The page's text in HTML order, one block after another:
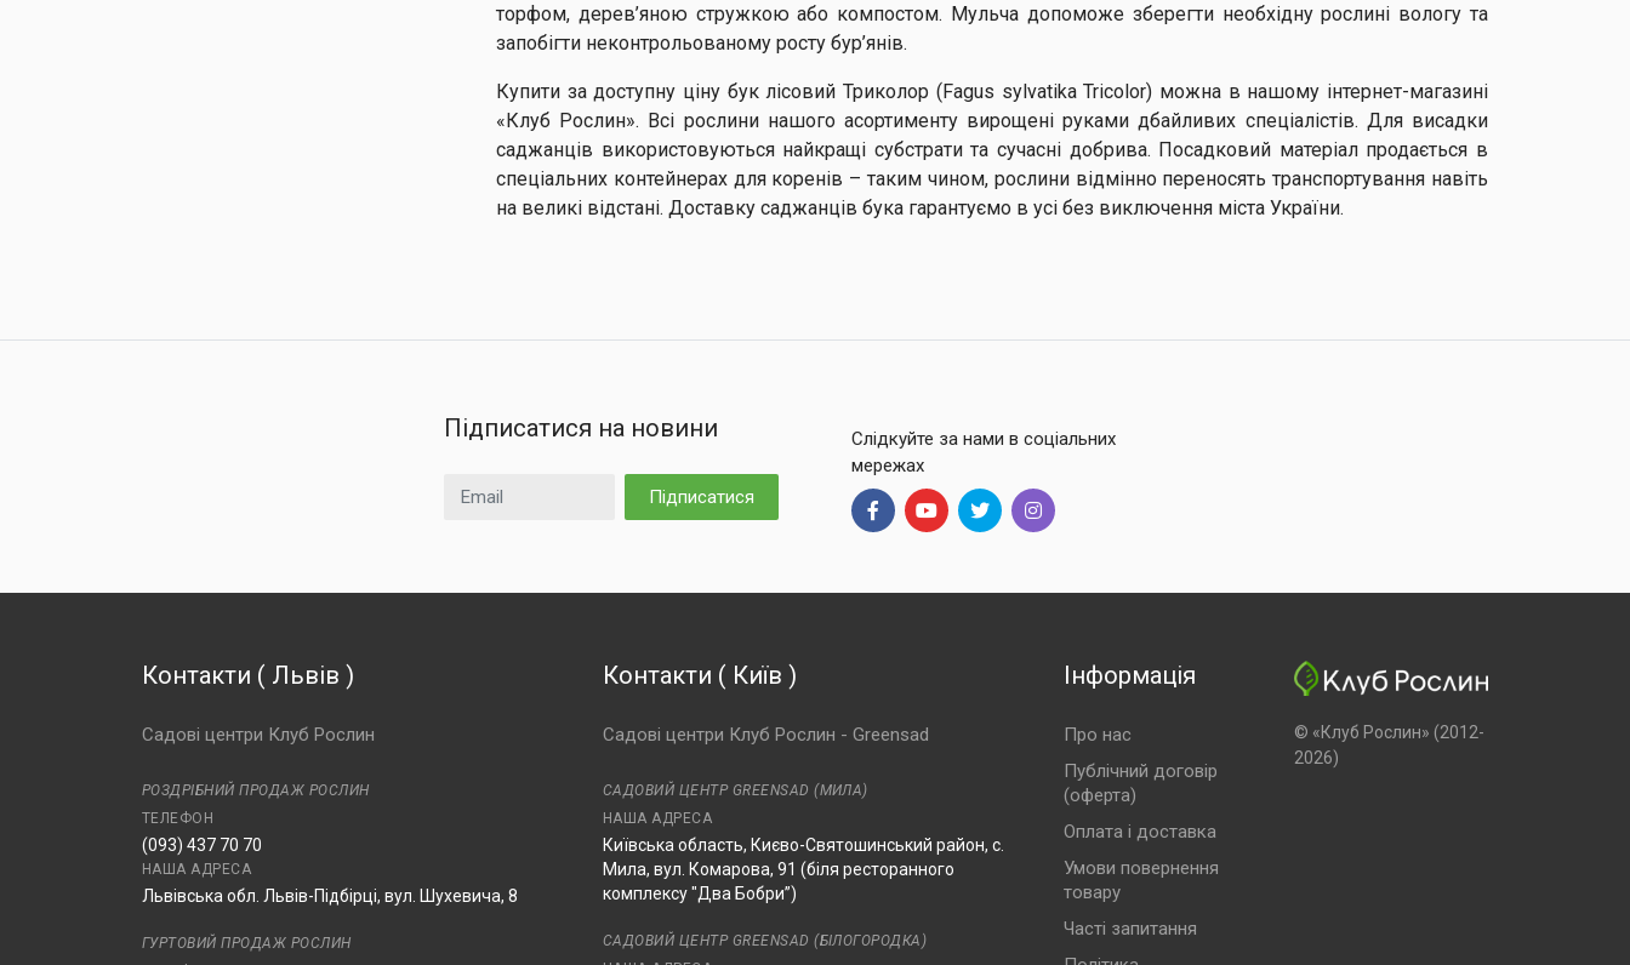
торфом, дерев’яною стружкою або компостом. Мульча допоможе зберегти необхідну рослині вологу та
запобігти неконтрольованому росту бур’янів.
Купити за доступну ціну бук лісовий Триколор (Fagus sylvatika Tricolor) можна в нашому інтернет-магазині
«Клуб Рослин». Всі рослини нашого асортименту вирощені руками дбайливих спеціалістів. Для висадки
саджанців використовуються найкращі субстрати та сучасні добрива. Посадковий матеріал продається в
спеціальних контейнерах для коренів – таким чином, рослини відмінно переносять транспортування навіть
на великі відстані. Доставку саджанців бука гарантуємо в усі без виключення міста України.
Підписатися на новини
Email Підписатися
Слідкуйте за нами в соціальних
мережах
Контакти ( Львів )
Садові центри Клуб Рослин
РОЗДРІБНИЙ ПРОДАЖ РОСЛИН
ТЕЛЕФОН
(093) 437 70 70
НАША АДРЕСА
Львівська обл. Львів-Підбірці, вул. Шухевича, 8
ГУРТОВИЙ ПРОДАЖ РОСЛИН
Контакти ( Київ )
Садові центри Клуб Рослин - Greensad
САДОВИЙ ЦЕНТР GREENSAD (МИЛА)
НАША АДРЕСА
Київська область, Києво-Святошинський район, с.
Мила, вул. Комарова, 91 (біля ресторанного
комплексу "Два Бобри”)
САДОВИЙ ЦЕНТР GREENSAD (БІЛОГОРОДКА)
Інформація
Про нас
Публічний договір
(оферта)
Оплата і доставка
Умови повернення
товару
Часті запитання
© «Клуб Рослин» (2012-
2026)